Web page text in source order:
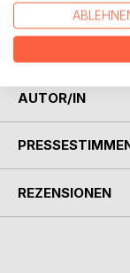
knjiga je
da misle, vec da
unutrasnji
AUTOR/IN
REZENSIONEN